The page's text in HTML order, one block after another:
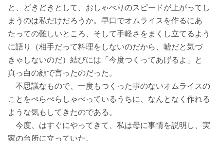
と、どきどきとして、おしゃべりのスピードが上がってし
まうのは私だけだろうか。早口でオムライスを作るにあ
たっての難しいところ、そして手軽さをまくし立てるよう
に語り（相手だって料理をしないのだから、嘘だと気づ
きゃしないのだ）結びには「今度つくってあげるよ」と
真っ白の顔で言ったのだった。
不思議なもので、一度もつくった事のないオムライスの
ことをぺらぺらしゃべっているうちに、なんとなく作れる
ような気もしてきたのである。
今度、はすぐにやってきて、私は母に事情を説明し、実
家の台所に立っていた。